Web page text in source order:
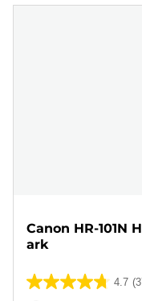
Canon HR-101N
ark
4.7
4.7